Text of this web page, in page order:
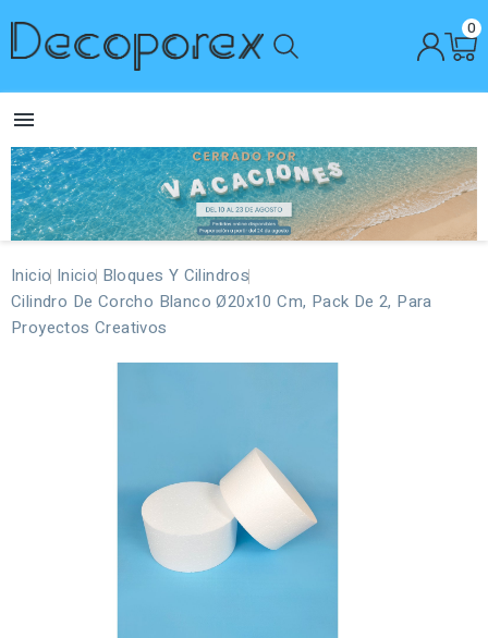
0

Inicio Inicio Bloques Y Cilindros
Cilindro De Corcho Blanco Ø20x10 Cm, Pack De 2, Para
Proyectos Creativos